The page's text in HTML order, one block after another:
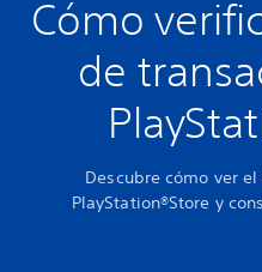
Cómo
de
Descubre cómo ver
PlayStation®Store y